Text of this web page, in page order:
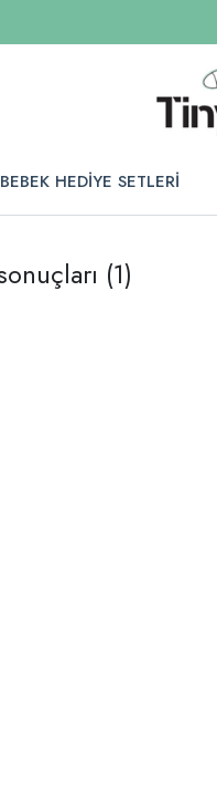
BEBEK HEDİYE SETLERİ
(1)